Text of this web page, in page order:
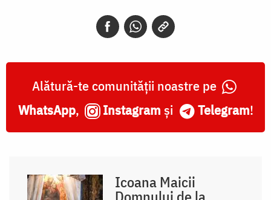
Alătură-te comunității noastre pe
WhatsApp, Instagram și Telegram!
Icoana Maicii